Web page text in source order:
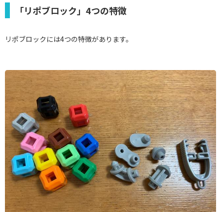
「リポブロック」4つの特徴
リポブロックには4つの特徴があります。